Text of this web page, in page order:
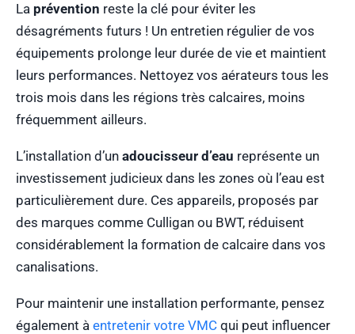
La prévention reste la clé pour éviter les
désagréments futurs ! Un entretien régulier de vos
équipements prolonge leur durée de vie et maintient
leurs performances. Nettoyez vos aérateurs tous les
trois mois dans les régions très calcaires, moins
fréquemment ailleurs.
L’installation d’un adoucisseur d’eau représente un
investissement judicieux dans les zones où l’eau est
particulièrement dure. Ces appareils, proposés par
des marques comme Culligan ou BWT, réduisent
considérablement la formation de calcaire dans vos
canalisations.
Pour maintenir une installation performante, pensez
également à entretenir votre VMC qui peut influencer